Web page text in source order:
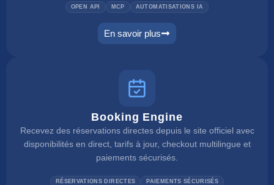
OPEN API MCP AUTOMATISATIONS IA
En savoir plus
ai integration
Booking Engine
Recevez des réservations directes depuis le site officiel avec
disponibilités en direct, tarifs à jour, checkout multilingue et
paiements sécurisés.
RÉSERVATIONS DIRECTES
PAIEMENTS SÉCURISÉS